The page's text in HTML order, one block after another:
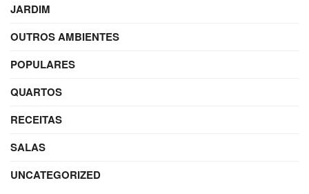
JARDIM
OUTROS AMBIENTES
POPULARES
QUARTOS
RECEITAS
SALAS
UNCATEGORIZED